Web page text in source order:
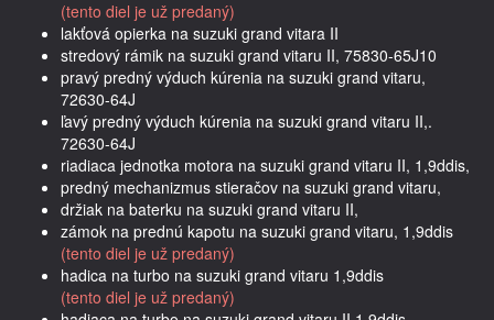
(tento diel je už predaný)
lakťová opierka na suzuki grand vitara II
stredový rámik na suzuki grand vitaru II, 75830-65J10
pravý predný výduch kúrenia na suzuki grand vitaru,
72630-64J
ľavý predný výduch kúrenia na suzuki grand vitaru II,.
72630-64J
riadiaca jednotka motora na suzuki grand vitaru II, 1,9ddis,
predný mechanizmus stieračov na suzuki grand vitaru,
držiak na baterku na suzuki grand vitaru II,
zámok na prednú kapotu na suzuki grand vitaru, 1,9ddis
(tento diel je už predaný)
hadica na turbo na suzuki grand vitaru 1,9ddis
(tento diel je už predaný)